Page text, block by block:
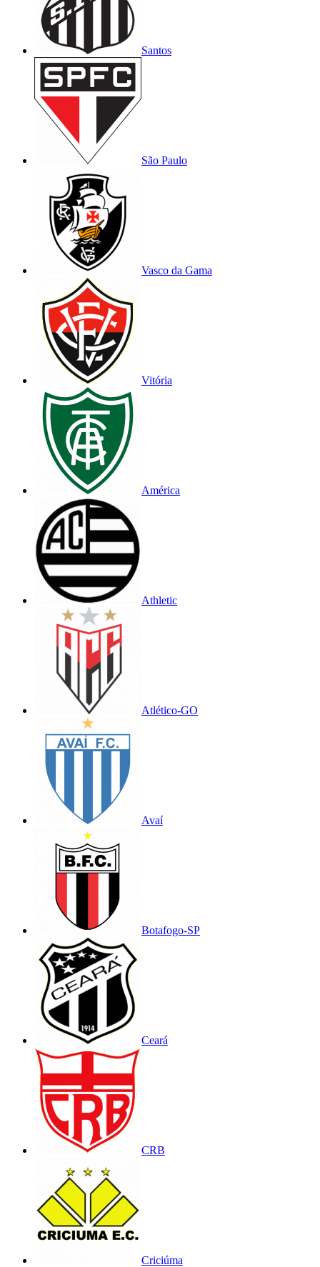
Santos
São Paulo
Vasco da Gama
Vitória
América
Athletic
Atlético-GO
Avaí
Botafogo-SP
Ceará
CRB
Criciúma